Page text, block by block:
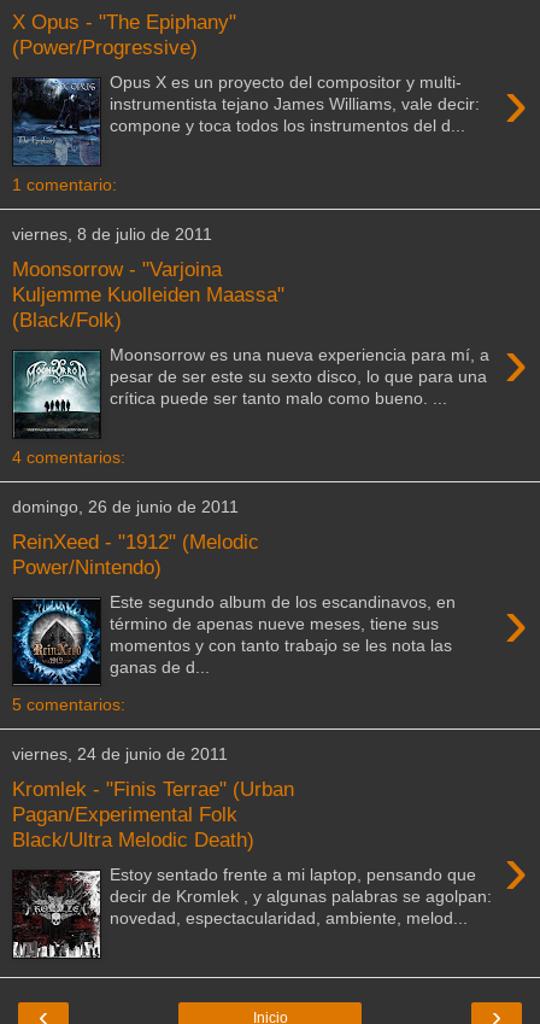
X Opus - "The Epiphany"
(Power/Progressive)
›
Opus X es un proyecto del compositor y multi-
instrumentista tejano James Williams, vale decir:
compone y toca todos los instrumentos del d...
1 comentario:
viernes, 8 de julio de 2011
Moonsorrow - "Varjoina
Kuljemme Kuolleiden Maassa"
(Black/Folk)
›
Moonsorrow es una nueva experiencia para mí, a
pesar de ser este su sexto disco, lo que para una
crítica puede ser tanto malo como bueno. ...
4 comentarios:
domingo, 26 de junio de 2011
ReinXeed - "1912" (Melodic
Power/Nintendo)
›
Este segundo album de los escandinavos, en
término de apenas nueve meses, tiene sus
momentos y con tanto trabajo se les nota las
ganas de d...
5 comentarios:
viernes, 24 de junio de 2011
Kromlek - "Finis Terrae" (Urban
Pagan/Experimental Folk
Black/Ultra Melodic Death)
›
Estoy sentado frente a mi laptop, pensando que
decir de Kromlek , y algunas palabras se agolpan:
novedad, espectacularidad, ambiente, melod...
‹ ›
Inicio